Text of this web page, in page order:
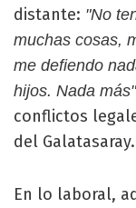
distante: "No
muchas cosas,
me defiendo
hijos. Nada
conflictos
del Galatasaray.
En lo laboral,